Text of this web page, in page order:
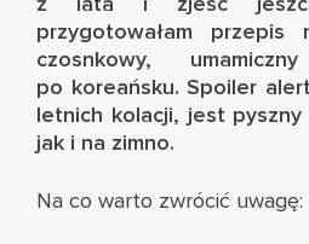
przygotowałam przepis
czosnkowy,
po koreańsku. Spoiler
letnich kolacji, jest
jak i na zimno.
Na co warto zwrócić uwagę: